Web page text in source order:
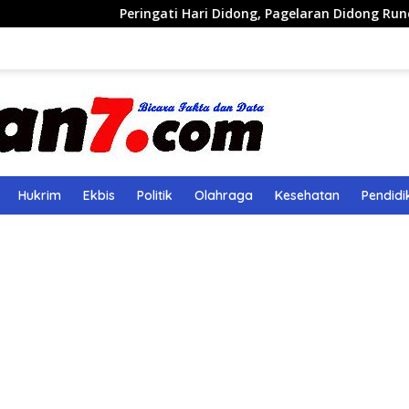
Peringati Hari Didong, Pagelaran Didong Runcang
Hukrim Ekbis Politik Olahraga Kesehatan